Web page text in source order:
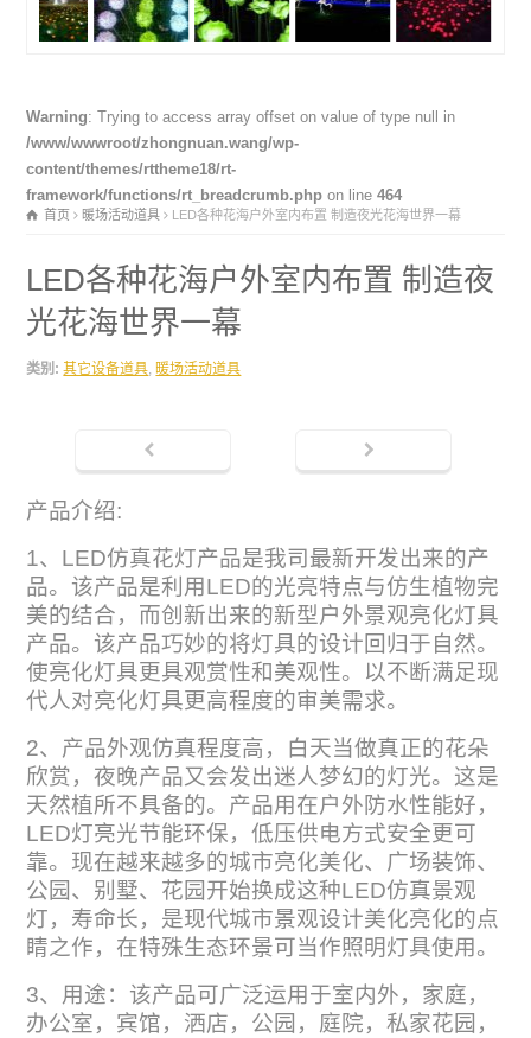
Warning: Trying to access array offset on value of type null in
/www/wwwroot/zhongnuan.wang/wp-
content/themes/rttheme18/rt-
framework/functions/rt_breadcrumb.php on line464
首页 暖场活动道具 LED各种花海户外室内布置 制造夜光花海世界一幕
LED各种花海户外室内布置 制造夜
光花海世界一幕
类别: 其它设备道具, 暖场活动道具
产品介绍:
1、LED仿真花灯产品是我司最新开发出来的产
品。该产品是利用LED的光亮特点与仿生植物完
美的结合，而创新出来的新型户外景观亮化灯具
产品。该产品巧妙的将灯具的设计回归于自然。
使亮化灯具更具观赏性和美观性。以不断满足现
代人对亮化灯具更高程度的审美需求。
2、产品外观仿真程度高，白天当做真正的花朵
欣赏，夜晚产品又会发出迷人梦幻的灯光。这是
天然植所不具备的。产品用在户外防水性能好，
LED灯亮光节能环保，低压供电方式安全更可
靠。现在越来越多的城市亮化美化、广场装饰、
公园、别墅、花园开始换成这种LED仿真景观
灯，寿命长，是现代城市景观设计美化亮化的点
睛之作，在特殊生态环景可当作照明灯具使用。
3、用途：该产品可广泛运用于室内外，家庭，
办公室，宾馆，洒店，公园，庭院，私家花园，